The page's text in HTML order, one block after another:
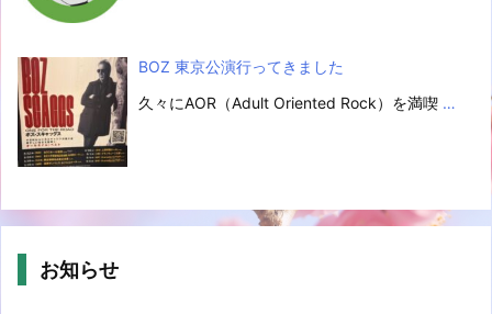
BOZ 東京公演行ってきました
久々にAOR（Adult Oriented Rock）を満喫 …
お知らせ